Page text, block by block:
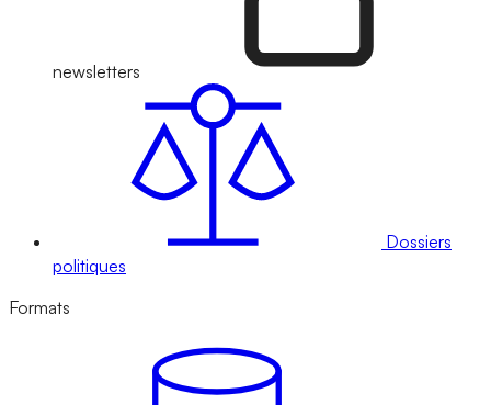
newsletters
Dossiers
politiques
Formats